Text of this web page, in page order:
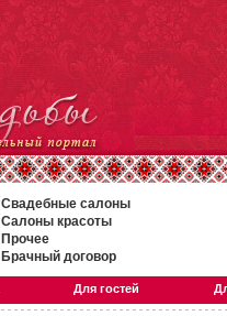
Свадебные салоны
Салоны красоты
Прочее
Брачный договор
Для гостей